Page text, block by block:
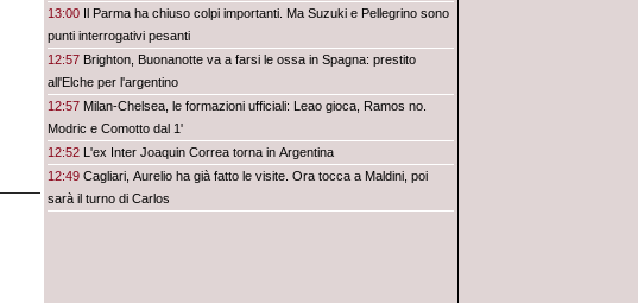
13:00 Il Parma ha chiuso colpi importanti. Ma Suzuki e Pellegrino sono
punti interrogativi pesanti
12:57 Brighton, Buonanotte va a farsi le ossa in Spagna: prestito
all'Elche per l'argentino
12:57 Milan-Chelsea, le formazioni ufficiali: Leao gioca, Ramos no.
Modric e Comotto dal 1'
12:52 L'ex Inter Joaquin Correa torna in Argentina
12:49 Cagliari, Aurelio ha già fatto le visite. Ora tocca a Maldini, poi
sarà il turno di Carlos